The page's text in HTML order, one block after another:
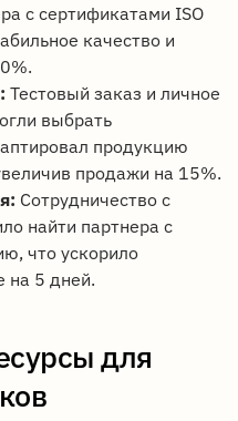
с сертификатами ISO
качество и
Тестовый заказ и личное
выбрать
продукцию
продажи на 15%.
Сотрудничество с
найти партнера с
что ускорило
на 5 дней.
для